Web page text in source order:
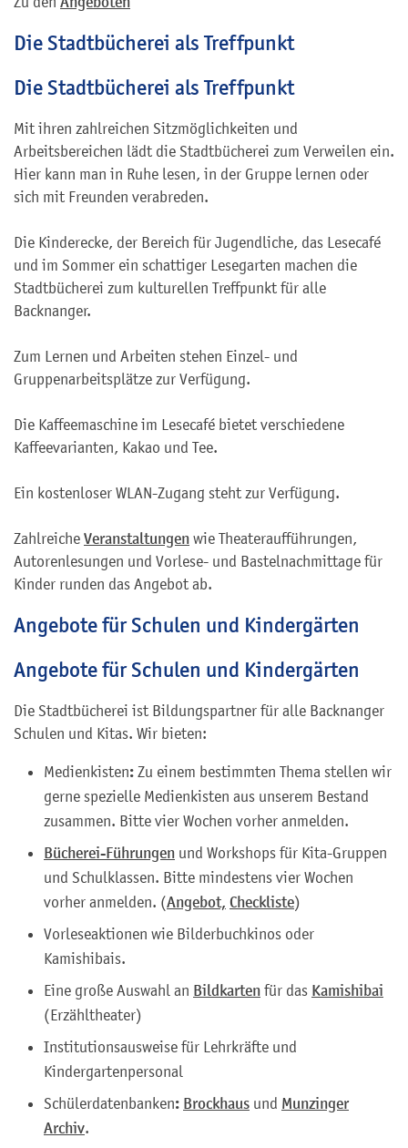
Die Stadtbücherei als Treffpunkt
Die Stadtbücherei als Treffpunkt
Mit ihren zahlreichen Sitzmöglichkeiten und
Arbeitsbereichen lädt die Stadtbücherei zum Verweilen ein.
Hier kann man in Ruhe lesen, in der Gruppe lernen oder
sich mit Freunden verabreden.
Die Kinderecke, der Bereich für Jugendliche, das Lesecafé
und im Sommer ein schattiger Lesegarten machen die
Stadtbücherei zum kulturellen Treffpunkt für alle
Backnanger.
Zum Lernen und Arbeiten stehen Einzel- und
Gruppenarbeitsplätze zur Verfügung.
Die Kaffeemaschine im Lesecafé bietet verschiedene
Kaffeevarianten, Kakao und Tee.
Ein kostenloser WLAN-Zugang steht zur Verfügung.
Zahlreiche Veranstaltungen wie Theateraufführungen,
Autorenlesungen und Vorlese- und Bastelnachmittage für
Kinder runden das Angebot ab.
Angebote für Schulen und Kindergärten
Angebote für Schulen und Kindergärten
Die Stadtbücherei ist Bildungspartner für alle Backnanger
Schulen und Kitas. Wir bieten:
Medienkisten: Zu einem bestimmten Thema stellen wir
gerne spezielle Medienkisten aus unserem Bestand
zusammen. Bitte vier Wochen vorher anmelden.
Bücherei-Führungen und Workshops für Kita-Gruppen
und Schulklassen. Bitte mindestens vier Wochen
vorher anmelden. (Angebot, Checkliste)
Vorleseaktionen wie Bilderbuchkinos oder
Kamishibais.
Eine große Auswahl an Bildkarten für das Kamishibai
(Erzähltheater)
Institutionsausweise für Lehrkräfte und
Kindergartenpersonal
Schülerdatenbanken: Brockhaus und Munzinger
Archiv.